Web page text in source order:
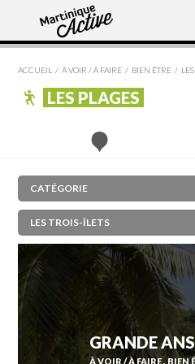
OÙ
ACCUEIL À VOIR / À FAIRE BIEN ÊTRE
LES PLAGES
GRANDE
À VOIR / À FAIRE BIEN